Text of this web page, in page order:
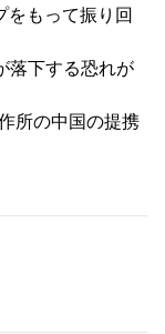
もって振り回
下する恐れが
所の中国の提携